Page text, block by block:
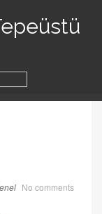
No comments